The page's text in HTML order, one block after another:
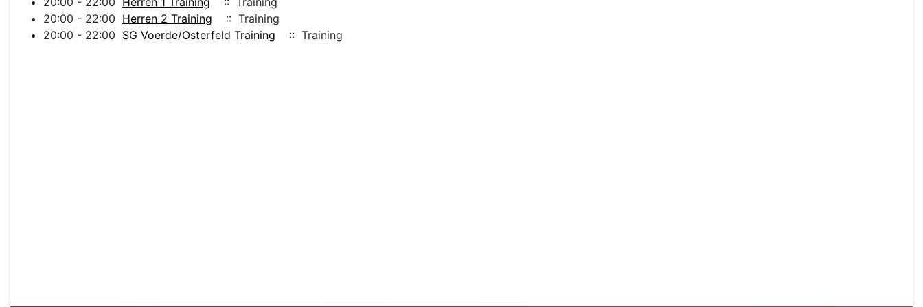
20:00 - 22:00 Herren 2 Training
:: Training
20:00 - 22:00 SG Voerde/Osterfeld Training :: Training